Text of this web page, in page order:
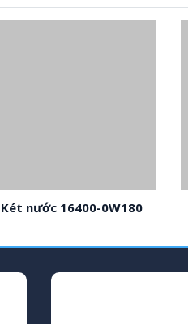
Cánh quạt XZU720 16361-